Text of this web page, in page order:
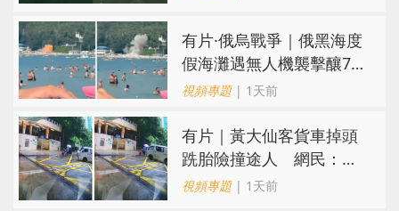
​有片·俄烏戰爭｜俄黑海度
假海灘遇無人機襲擊釀7死
40傷 俄烏各執一詞
視頻專題| 1天前
有片｜黃大仙客貨車掉頭
跣胎險撞途人 網民：飄
移得好靚喎
視頻專題| 1天前